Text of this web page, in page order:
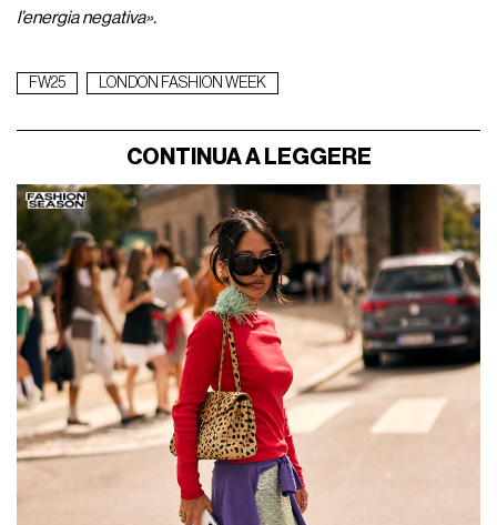
l’energia negativa».
FW25 LONDON FASHION WEEK
CONTINUA A LEGGERE